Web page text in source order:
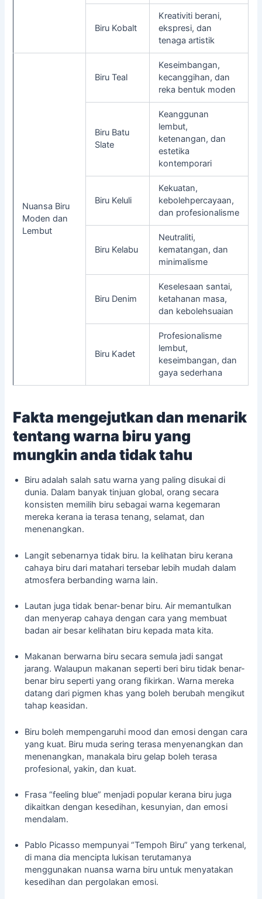
Biru Kobalt
Kreativiti berani,
ekspresi, dan
tenaga artistik
Nuansa Biru
Moden dan
Lembut
Biru Teal
Keseimbangan,
kecanggihan, dan
reka bentuk moden
Biru Batu
Slate
Keanggunan
lembut,
ketenangan, dan
estetika
kontemporari
Biru Keluli
Kekuatan,
kebolehpercayaan,
dan profesionalisme
Biru Kelabu
Neutraliti,
kematangan, dan
minimalisme
Biru Denim
Keselesaan santai,
ketahanan masa,
dan kebolehsuaian
Biru Kadet
Profesionalisme
lembut,
keseimbangan, dan
gaya sederhana
Fakta mengejutkan dan menarik
tentang warna biru yang
mungkin anda tidak tahu
Biru adalah salah satu warna yang paling disukai di
dunia. Dalam banyaktinjuan global, orang secara
konsisten memilih biru sebagai warna kegemaran
mereka kerana ia terasa tenang, selamat, dan
menenangkan.
Langit sebenarnya tidak biru. Ia kelihatan biru kerana
cahaya biru dari matahari tersebar lebih mudah dalam
atmosfera berbanding warna lain.
Lautan juga tidak benar-benar biru. Air memantulkan
dan menyerap cahaya dengan cara yang membuat
badan air besar kelihatan biru kepada mata kita.
Makanan berwarna biru secara semula jadi sangat
jarang. Walaupun makanan seperti beri biru tidak benar-
benar biru seperti yang orang fikirkan. Warna mereka
datang dari pigmen khas yang boleh berubah mengikut
tahap keasidan.
Biru boleh mempengaruhi mood dan emosi dengan cara
yang kuat. Biru muda sering terasa menyenangkan dan
menenangkan, manakala biru gelap boleh terasa
profesional, yakin, dan kuat.
Frasa “feeling blue” menjadi popular kerana biru juga
dikaitkan dengan kesedihan, kesunyian, dan emosi
mendalam.
Pablo Picasso mempunyai “Tempoh Biru” yang terkenal,
di mana dia mencipta lukisan terutamanya
menggunakan nuansa warna biru untuk menyatakan
kesedihan dan pergolakan emosi.